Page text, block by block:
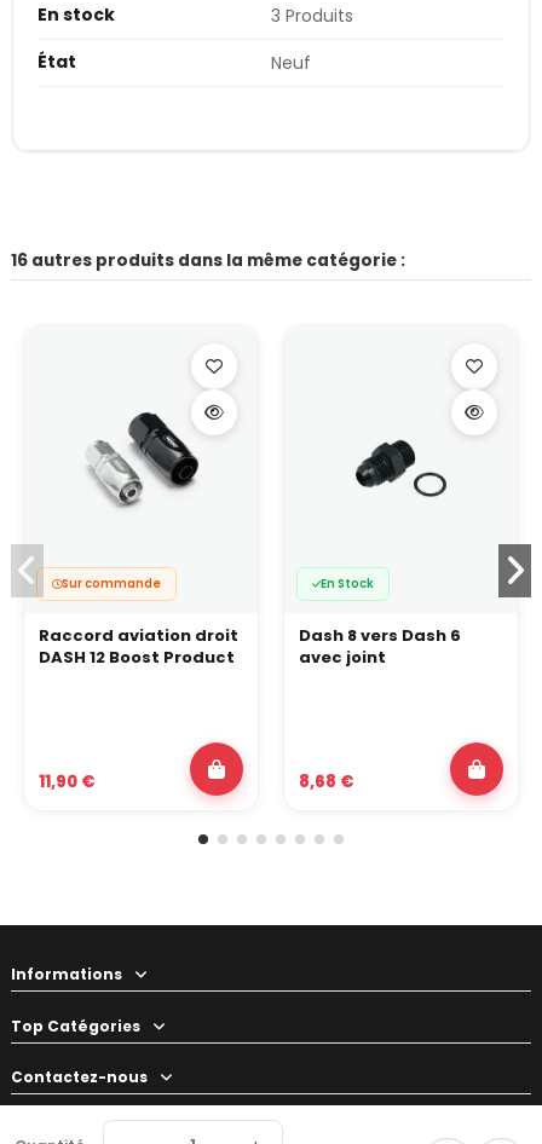
En stock
3 Produits
État
Neuf
16 autres produits dans la même catégorie :
Sur commande
Raccord aviation droit
DASH 12 Boost Product
11,90 €
En Stock
Dash 8 vers Dash 6
avec joint
8,68 €
Informations
Top Catégories
Contactez-nous
Votre préparateur